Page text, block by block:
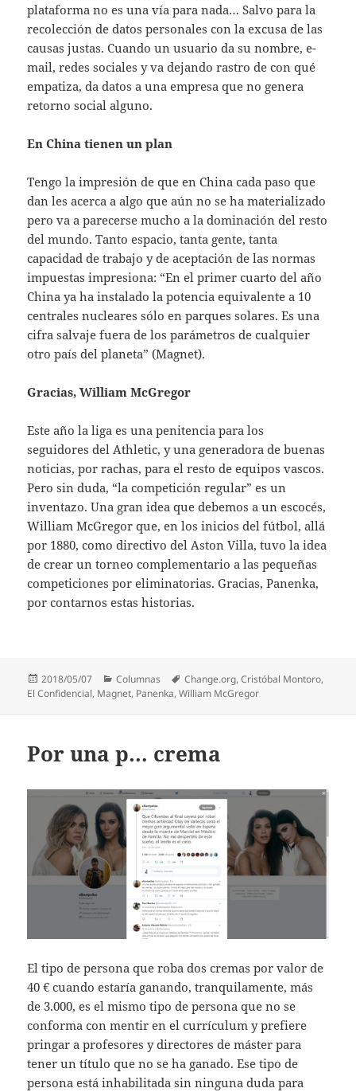
plataforma no es una vía para nada… Salvo para la
recolección de datos personales con la excusa de las
causas justas. Cuando un usuario da su nombre, e-
mail, redes sociales y va dejando rastro de con qué
empatiza, da datos a una empresa que no genera
retorno social alguno.
En China tienen un plan
Tengo la impresión de que en China cada paso que
dan les acerca a algo que aún no se ha materializado
pero va a parecerse mucho a la dominación del resto
del mundo. Tanto espacio, tanta gente, tanta
capacidad de trabajo y de aceptación de las normas
impuestas impresiona: “En el primer cuarto del año
China ya ha instalado la potencia equivalente a 10
centrales nucleares sólo en parques solares. Es una
cifra salvaje fuera de los parámetros de cualquier
otro país del planeta” (Magnet).
Gracias, William McGregor
Este año la liga es una penitencia para los
seguidores del Athletic, y una generadora de buenas
noticias, por rachas, para el resto de equipos vascos.
Pero sin duda, “la competición regular” es un
inventazo. Una gran idea que debemos a un escocés,
William McGregor que, en los inicios del fútbol, allá
por 1880, como directivo del Aston Villa, tuvo la idea
de crear un torneo complementario a las pequeñas
competiciones por eliminatorias. Gracias, Panenka,
por contarnos estas historias.
Publicado
el
2018/05/07 Categorías
Columnas Etiquetas
Change.org,Cristóbal Montoro,
El Confidencial, Magnet, Panenka,William McGregor
Por una p… crema
El tipo de persona que roba dos cremas por valor de
40 € cuando estaría ganando, tranquilamente, más
de 3.000, es el mismo tipo de persona que no se
conforma con mentir en el currículum y prefiere
pringar a profesores y directores de máster para
tener un título que no se ha ganado. Ese tipo de
persona está inhabilitada sin ninguna duda para